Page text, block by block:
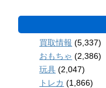
買取情報 (5,337)
おもちゃ (2,386)
玩具 (2,047)
トレカ (1,866)